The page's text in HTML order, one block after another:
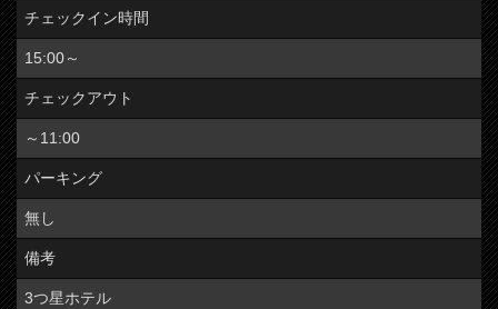
チェックイン時間
15:00～
チェックアウト
～11:00
パーキング
無し
備考
3つ星ホテル